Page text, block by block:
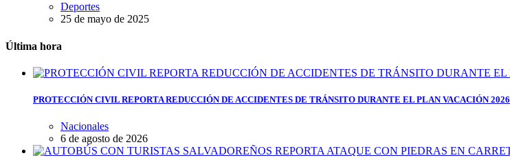
Deportes
25 de mayo de 2025
Última hora
PROTECCIÓN CIVIL REPORTA REDUCCIÓN DE ACCIDENTES DE TRÁNSITO DURANTE EL PLAN VACACIÓN 2026
Nacionales
6 de agosto de 2026